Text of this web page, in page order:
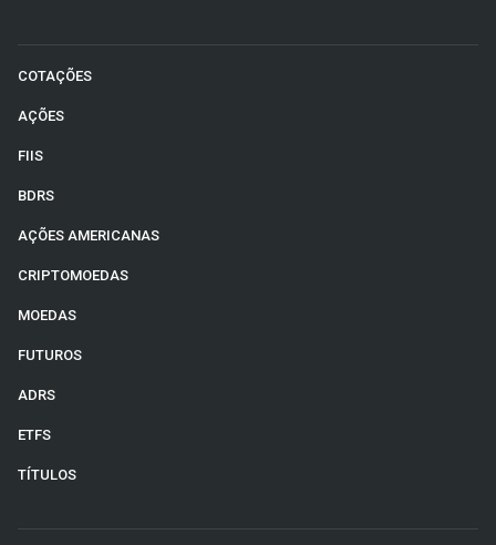
COTAÇÕES
AÇÕES
FIIS
BDRS
AÇÕES AMERICANAS
CRIPTOMOEDAS
MOEDAS
FUTUROS
ADRS
ETFS
TÍTULOS